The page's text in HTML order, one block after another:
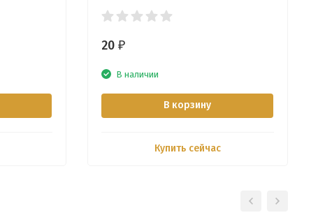
20 ₽
В наличии
В корзину
Купить сейчас